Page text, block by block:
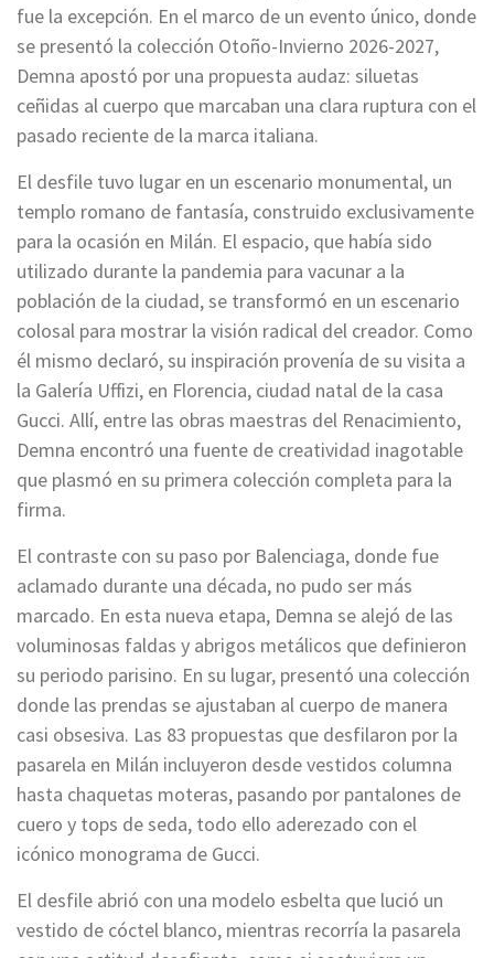
fue la excepción. En el marco de un evento único, donde
se presentó la colección Otoño-Invierno 2026-2027,
Demna apostó por una propuesta audaz: siluetas
ceñidas al cuerpo que marcaban una clara ruptura con el
pasado reciente de la marca italiana.
El desfile tuvo lugar en un escenario monumental, un
templo romano de fantasía, construido exclusivamente
para la ocasión en Milán. El espacio, que había sido
utilizado durante la pandemia para vacunar a la
población de la ciudad, se transformó en un escenario
colosal para mostrar la visión radical del creador. Como
él mismo declaró, su inspiración provenía de su visita a
la Galería Uffizi, en Florencia, ciudad natal de la casa
Gucci. Allí, entre las obras maestras del Renacimiento,
Demna encontró una fuente de creatividad inagotable
que plasmó en su primera colección completa para la
firma.
El contraste con su paso por Balenciaga, donde fue
aclamado durante una década, no pudo ser más
marcado. En esta nueva etapa, Demna se alejó de las
voluminosas faldas y abrigos metálicos que definieron
su periodo parisino. En su lugar, presentó una colección
donde las prendas se ajustaban al cuerpo de manera
casi obsesiva. Las 83 propuestas que desfilaron por la
pasarela en Milán incluyeron desde vestidos columna
hasta chaquetas moteras, pasando por pantalones de
cuero y tops de seda, todo ello aderezado con el
icónico monograma de Gucci.
El desfile abrió con una modelo esbelta que lució un
vestido de cóctel blanco, mientras recorría la pasarela